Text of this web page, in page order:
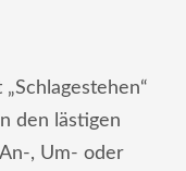
den lästigen
, Um- oder